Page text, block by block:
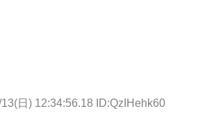
日) 12:34:56.18 ID:QzIHehk60